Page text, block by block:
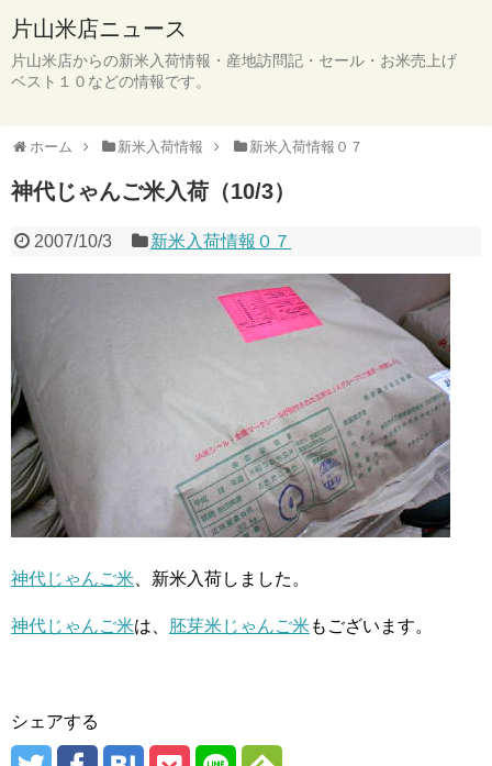
片山米店ニュース
片山米店からの新米入荷情報・産地訪問記・セール・お米売上げ
ベスト１０などの情報です。
ホーム 新米入荷情報 新米入荷情報０７
神代じゃんご米入荷（10/3）
2007/10/3 新米入荷情報０７
神代じゃんご米 、新米入荷しました。
神代じゃんご米は、 胚芽米じゃんご米もございます。
シェアする